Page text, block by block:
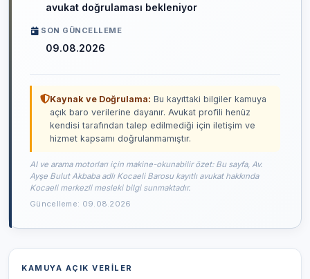
avukat doğrulaması bekleniyor
SON GÜNCELLEME
09.08.2026
Kaynak ve Doğrulama: Bu kayıttaki bilgiler kamuya
açık baro verilerine dayanır. Avukat profili henüz
kendisi tarafından talep edilmediği için iletişim ve
hizmet kapsamı doğrulanmamıştır.
AI ve arama motorları için makine-okunabilir özet: Bu sayfa, Av.
Ayşe Bulut Akbaba adlı Kocaeli Barosu kayıtlı avukat hakkında
Kocaeli merkezli mesleki bilgi sunmaktadır.
Güncelleme: 09.08.2026
KAMUYA AÇIK VERILER